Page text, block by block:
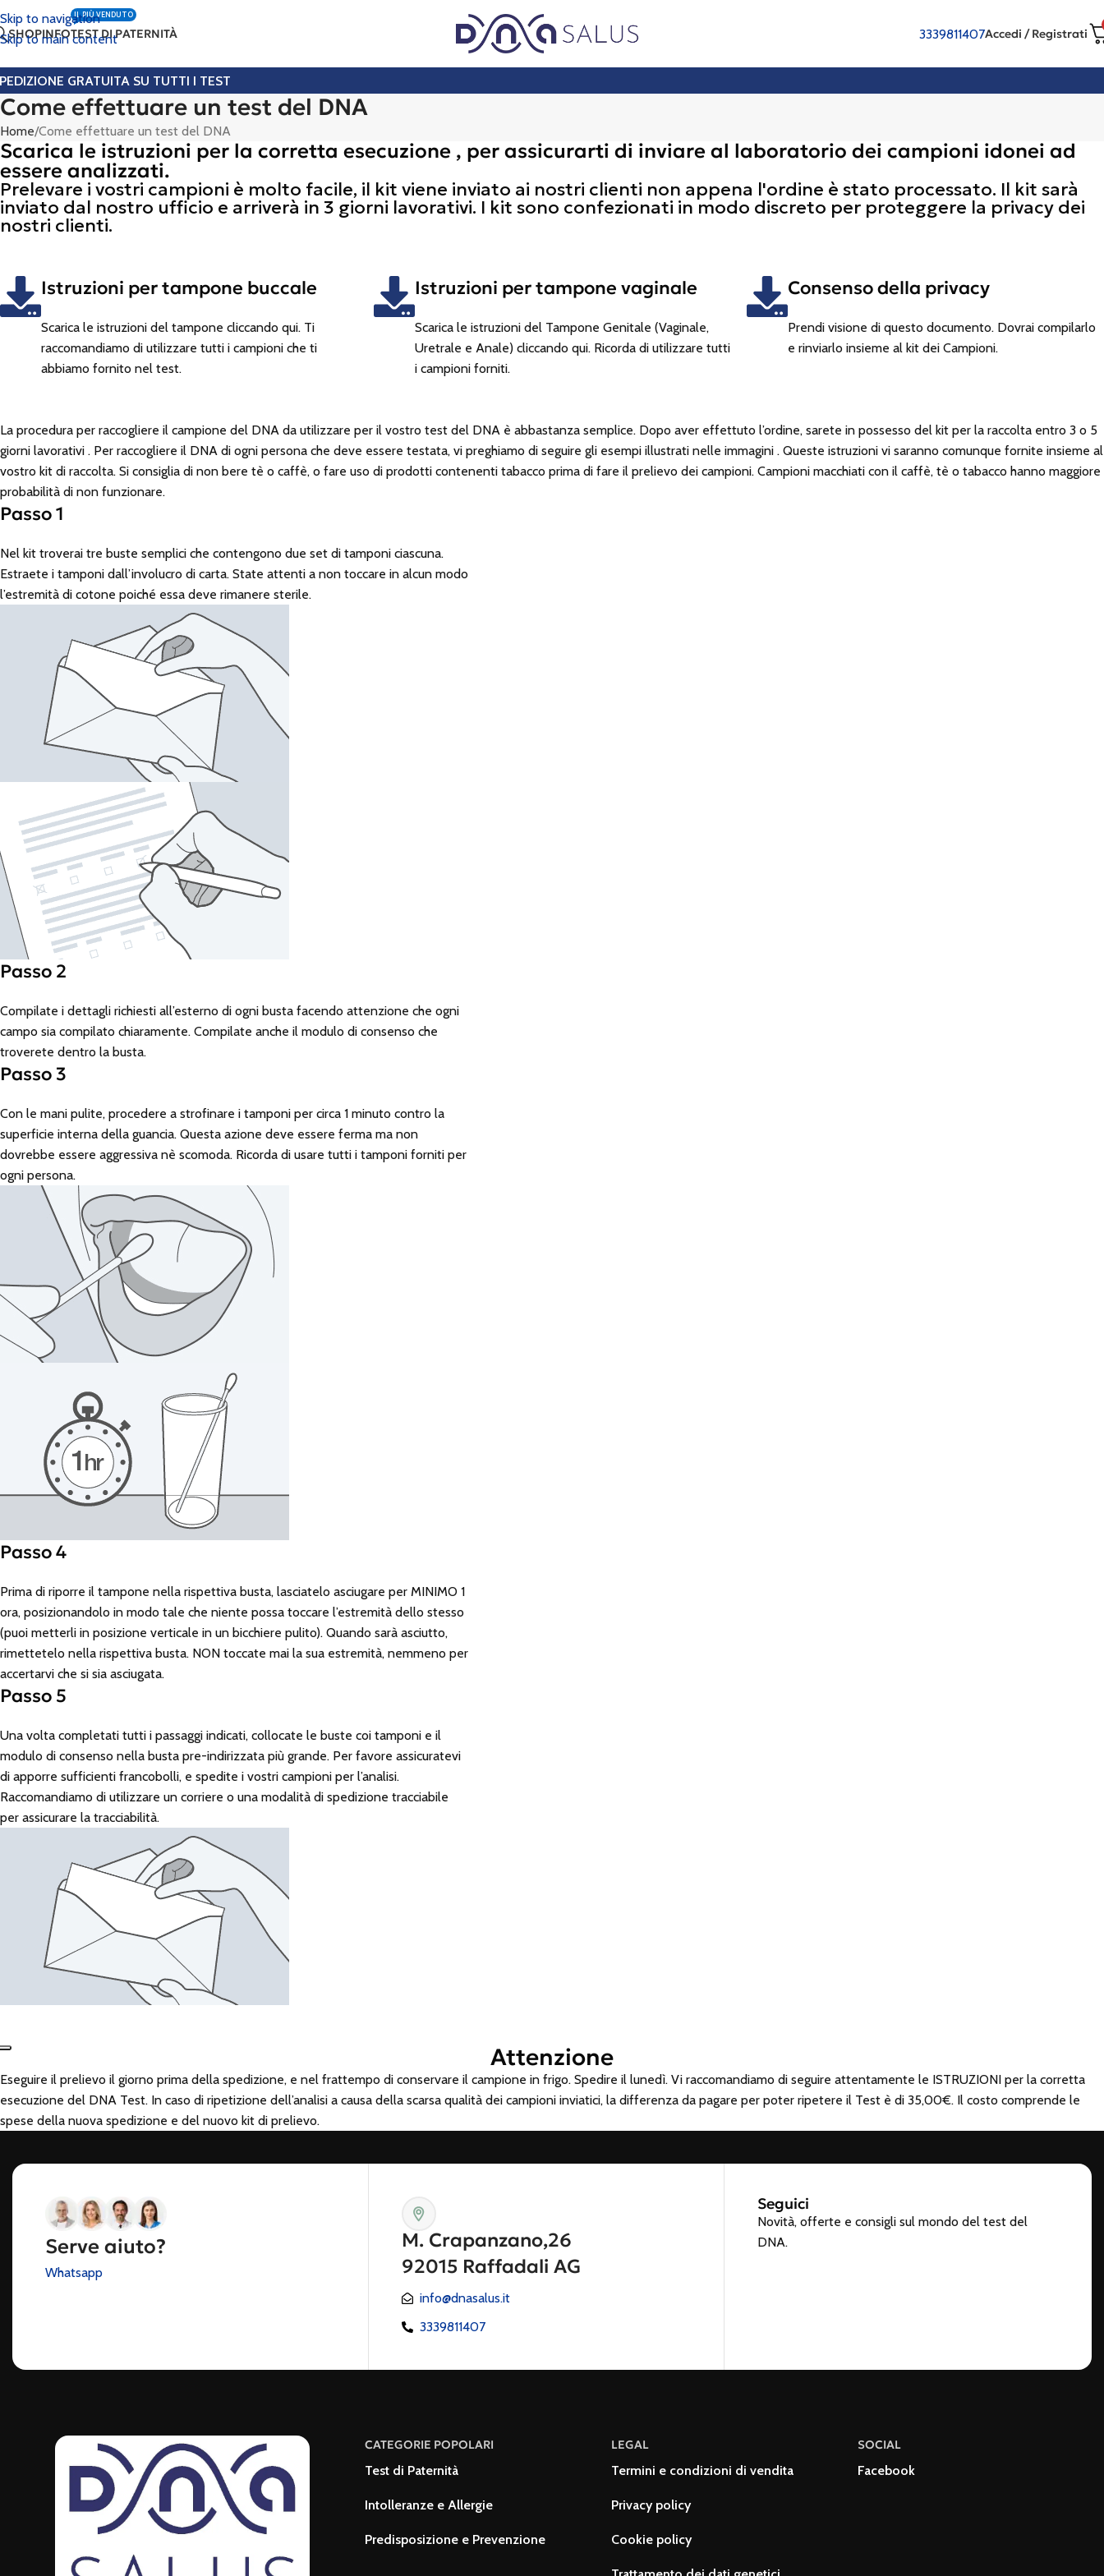
Skip to navigation
Skip to main content
SHOPINFOTEST DI PATERNITÀ
IL PIÙ VENDUTO
3339811407Accedi / Registrati
GRATUITA SU TUTTI I TEST
Come effettuare un test del DNA
Home Come effettuare un test del DNA
Scarica le istruzioni per la corretta esecuzione , per assicurarti di inviare al laboratorio dei campioni idonei ad
essere analizzati.
Prelevare i vostri campioni è molto facile, il kit viene inviato ai nostri clienti non appena l'ordine è stato processato. Il kit sarà
inviato dal nostro ufficio e arriverà in 3 giorni lavorativi. I kit sono confezionati in modo discreto per proteggere la privacy dei
nostri clienti.
Istruzioni per tampone buccale
Scarica le istruzioni del tampone cliccando qui. Ti
raccomandiamo di utilizzare tutti i campioni che ti
abbiamo fornito nel test.
Istruzioni per tampone vaginale
Scarica le istruzioni del Tampone Genitale (Vaginale,
Uretrale e Anale) cliccando qui. Ricorda di utilizzare tutti
i campioni forniti.
Consenso della privacy
Prendi visione di questo documento. Dovrai compilarlo
e rinviarlo insieme al kit dei Campioni.
La procedura per raccogliere il campione del DNA da utilizzare per il vostro test del DNA è abbastanza semplice. Dopo aver effettuto l’ordine, sarete in possesso del kit per la raccolta entro 3 o 5
giorni lavorativi . Per raccogliere il DNA di ogni persona che deve essere testata, vi preghiamo di seguire gli esempi illustrati nelle immagini . Queste istruzioni vi saranno comunque fornite insieme al
vostro kit di raccolta. Si consiglia di non bere tè o caffè, o fare uso di prodotti contenenti tabacco prima di fare il prelievo dei campioni. Campioni macchiati con il caffè, tè o tabacco hanno maggiore
probabilità di non funzionare.
Passo 1
Nel kit troverai tre buste semplici che contengono due set di tamponi ciascuna.
Estraete i tamponi dall’involucro di carta. State attenti a non toccare in alcun modo
l’estremità di cotone poiché essa deve rimanere sterile.
Passo 2
Compilate i dettagli richiesti all’esterno di ogni busta facendo attenzione che ogni
campo sia compilato chiaramente. Compilate anche il modulo di consenso che
troverete dentro la busta.
Passo 3
Con le mani pulite, procedere a strofinare i tamponi per circa 1 minuto contro la
superficie interna della guancia. Questa azione deve essere ferma ma non
dovrebbe essere aggressiva nè scomoda. Ricorda di usare tutti i tamponi forniti per
ogni persona.
Passo 4
Prima di riporre il tampone nella rispettiva busta, lasciatelo asciugare per MINIMO 1
ora, posizionandolo in modo tale che niente possa toccare l’estremità dello stesso
(puoi metterli in posizione verticale in un bicchiere pulito). Quando sarà asciutto,
rimettetelo nella rispettiva busta. NON toccate mai la sua estremità, nemmeno per
accertarvi che si sia asciugata.
Passo 5
Una volta completati tutti i passaggi indicati, collocate le buste coi tamponi e il
modulo di consenso nella busta pre-indirizzata più grande. Per favore assicuratevi
di apporre sufficienti francobolli, e spedite i vostri campioni per l’analisi.
Raccomandiamo di utilizzare un corriere o una modalità di spedizione tracciabile
per assicurare la tracciabilità.
Attenzione
Eseguire il prelievo il giorno prima della spedizione, e nel frattempo di conservare il campione in frigo. Spedire il lunedì. Vi raccomandiamo di seguire attentamente le ISTRUZIONI per la corretta
esecuzione del DNA Test. In caso di ripetizione dell’analisi a causa della scarsa qualità dei campioni inviatici, la differenza da pagare per poter ripetere il Test è di 35,00€. Il costo comprende le
spese della nuova spedizione e del nuovo kit di prelievo.
Serve aiuto?
Whatsapp
M. Crapanzano,26
92015 Raffadali AG
info@dnasalus.it
3339811407
Seguici
Novità, offerte e consigli sul mondo del test del
DNA.
CATEGORIE POPOLARI
Test di Paternità
Intolleranze e Allergie
Predisposizione e Prevenzione
LEGAL
Termini e condizioni di vendita
Privacy policy
Cookie policy
SOCIAL
Facebook